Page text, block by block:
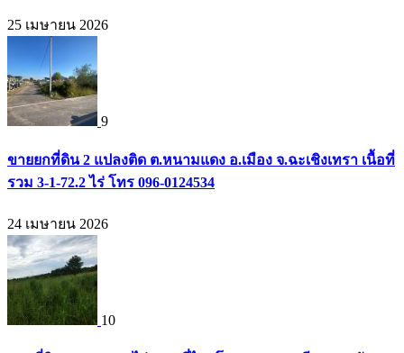
25 เมษายน 2026
9
ขายยกที่ดิน 2 แปลงติด ต.หนามแดง อ.เมือง จ.ฉะเชิงเทรา เนื้อที่
รวม 3-1-72.2 ไร่ โทร 096-0124534
24 เมษายน 2026
10